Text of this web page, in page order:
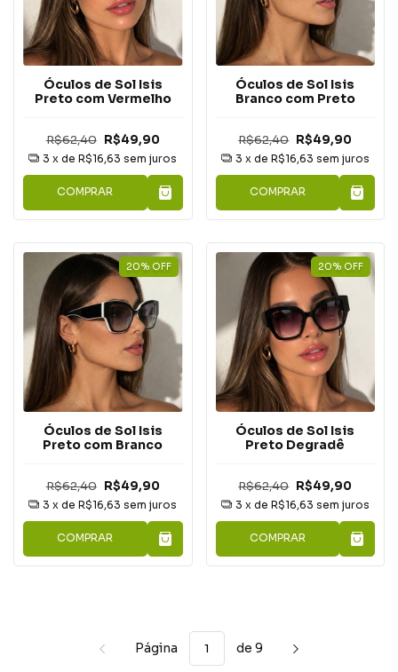
Óculos de Sol Isis
Preto com Vermelho
R$62,40 R$49,90
3 x deR$16,63 sem juros
COMPRAR
Óculos de Sol Isis
Branco com Preto
R$62,40 R$49,90
3 x de R$16,63 sem juros
COMPRAR
20% OFF
Óculos de Sol Isis
Preto com Branco
R$62,40 R$49,90
3 x deR$16,63 sem juros
COMPRAR
20% OFF
Óculos de Sol Isis
Preto Degradê
R$62,40 R$49,90
3 x de R$16,63 sem juros
COMPRAR
Página de 9